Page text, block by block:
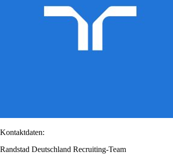
Kontaktdaten:
Randstad Deutschland Recruiting-Team